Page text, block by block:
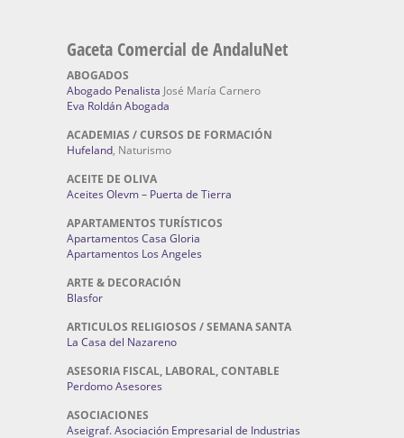
Gaceta Comercial de AndaluNet
ABOGADOS
Abogado Penalista José María Carnero
Eva Roldán Abogada
ACADEMIAS / CURSOS DE FORMACIÓN
Hufeland, Naturismo
ACEITE DE OLIVA
Aceites Olevm – Puerta de Tierra
APARTAMENTOS TURÍSTICOS
Apartamentos Casa Gloria
Apartamentos Los Angeles
ARTE & DECORACIÓN
Blasfor
ARTICULOS RELIGIOSOS / SEMANA SANTA
La Casa del Nazareno
ASESORIA FISCAL, LABORAL, CONTABLE
Perdomo Asesores
ASOCIACIONES
Aseigraf. Asociación Empresarial de Industrias